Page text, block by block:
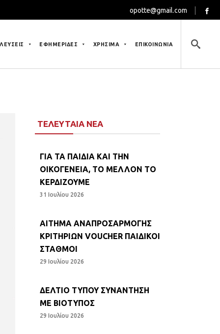
opotte@gmail.com
ΕΦΗΜΕΡΙΔΕΣ ΧΡΗΣΙΜΑ ΕΠΙΚΟΙΝΩΝΙΑ
ΤΕΛΕΥΤΑΙΑ ΝΕΑ
ΓΙΑ ΤΑ ΠΑΙΔΙΑ ΚΑΙ ΤΗΝ
ΟΙΚΟΓΕΝΕΙΑ, ΤΟ ΜΕΛΛΟΝ ΤΟ
ΚΕΡΔΙΖΟΥΜΕ
31 Ιουλίου 2026
ΑΙΤΗΜΑ ΑΝΑΠΡΟΣΑΡΜΟΓΗΣ
ΚΡΙΤΗΡΙΩΝ VOUCHER ΠΑΙΔΙΚΟΙ
ΣΤΑΘΜΟΙ
29 Ιουλίου 2026
ΔΕΛΤΙΟ ΤΥΠΟΥ ΣΥΝΑΝΤΗΣΗ
ΜΕ ΒΙΟΤΥΠΟΣ
29 Ιουλίου 2026